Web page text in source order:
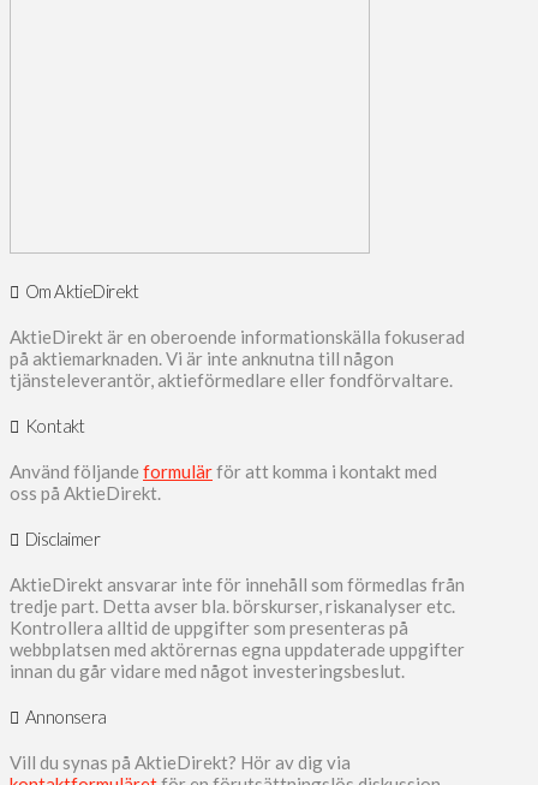
Om AktieDirekt
AktieDirekt är en oberoende informationskälla fokuserad
på aktiemarknaden. Vi är inte anknutna till någon
tjänsteleverantör, aktieförmedlare eller fondförvaltare.
Kontakt
Använd följande formulärför att komma i kontakt med
oss på AktieDirekt.
Disclaimer
AktieDirekt ansvarar inte för innehåll som förmedlas från
tredje part. Detta avser bla. börskurser, riskanalyser etc.
Kontrollera alltid de uppgifter som presenteras på
webbplatsen med aktörernas egna uppdaterade uppgifter
innan du går vidare med något investeringsbeslut.
Annonsera
Vill du synas på AktieDirekt? Hör av dig via